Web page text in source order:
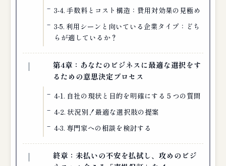
3-4. 手数料とコスト構造：費用対効果の見極め
3-5. 利用シーンと向いている企業タイプ：どち
らが適しているか？
第4章：あなたのビジネスに最適な選択をす
るための意思決定プロセス
4-1. 自社の現状と目的を明確にする５つの質問
4-2. 状況別！最適な選択肢の提案
4-3. 専門家への相談を検討する
終章：未払いの不安を払拭し、攻めのビジ